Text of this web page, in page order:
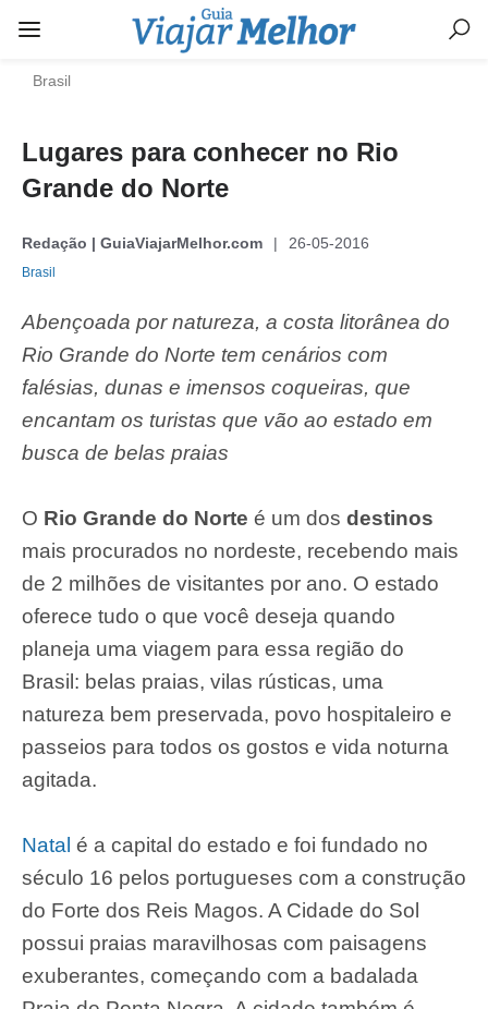
Brasil
Lugares para conhecer no Rio
Grande do Norte
Redação | GuiaViajarMelhor.com 26-05-2016
Brasil
Abençoada por natureza, a costa litorânea do
Rio Grande do Norte tem cenários com
falésias, dunas e imensos coqueiras, que
encantam os turistas que vão ao estado em
busca de belas praias
O Rio Grande do Norte é um dos destinos
mais procurados no nordeste, recebendo mais
de 2 milhões de visitantes por ano. O estado
oferece tudo o que você deseja quando
planeja uma viagem para essa região do
Brasil: belas praias, vilas rústicas, uma
natureza bem preservada, povo hospitaleiro e
passeios para todos os gostos e vida noturna
agitada.
Natal é a capital do estado e foi fundado no
século 16 pelos portugueses com a construção
do Forte dos Reis Magos. A Cidade do Sol
possui praias maravilhosas com paisagens
exuberantes, começando com a badalada